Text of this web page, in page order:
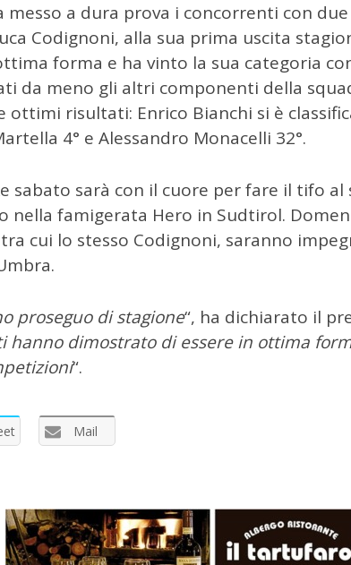
a dura prova i concorrenti con
Codignoni, alla sua prima uscita
forma e ha vinto la sua categoria
da meno gli altri componenti della
risultati: Enrico Bianchi si è
4° e Alessandro Monacelli 32°.
sabato sarà con il cuore per fare il tifo
nella famigerata Hero in Sudtirol.
cui lo stesso Codignoni, saranno
proseguo di stagione“, ha dichiarato il
hanno dimostrato di essere in ottima
“.
Mail